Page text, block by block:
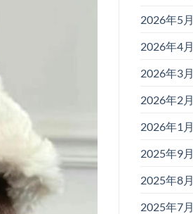
2026年5月
2026年4月
2026年3月
2026年2月
2026年1月
2025年9月
2025年8月
2025年7月